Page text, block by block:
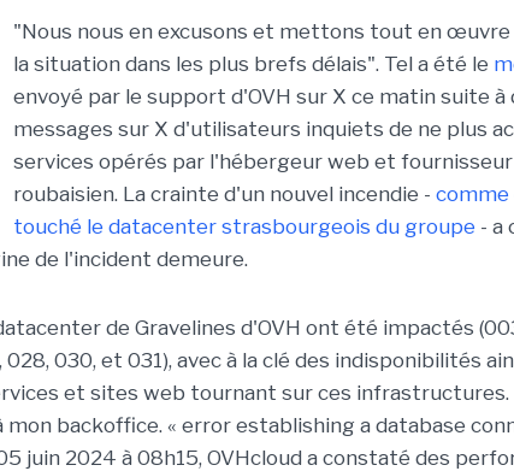
"Nous nous en excusons et mettons tout en
la situation dans les plus brefs délais". Tel a été le
envoyé par le support d'OVH sur X ce matin suite à
messages sur X d'utilisateurs inquiets de ne plus
services opérés par l'hébergeur web et
roubaisien. La crainte d'un nouvel incendie - comme
touché le datacenter strasbourgeois du groupe - a
de l'incident demeure.
de Gravelines d'OVH ont été impactés
028, 030, et 031), avec à la clé des indisponibilités
et sites web tournant sur ces infrastructures.
mon backoffice. « error establishing a database
juin 2024 à 08h15, OVHcloud a constaté des